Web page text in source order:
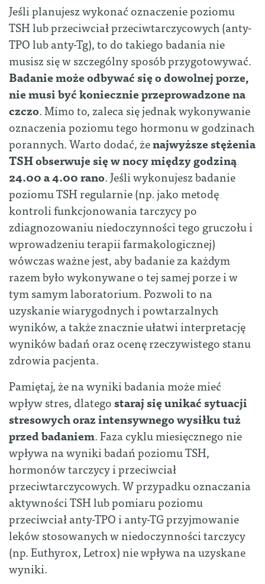
Jeśli planujesz wykonać oznaczenie poziomu
TSH lub przeciwciał przeciwtarczycowych (anty-
TPO lub anty-Tg), to do takiego badania nie
musisz się w szczególny sposób przygotowywać.
Badanie może odbywać się o dowolnej porze,
nie musi być koniecznie przeprowadzone na
czczo. Mimo to, zaleca się jednak wykonywanie
oznaczenia poziomu tego hormonu w godzinach
porannych. Warto dodać, żenajwyższe stężenia
TSH obserwuje się w nocy między godziną
24.00 a 4.00 rano. Jeśli wykonujesz badanie
poziomu TSH regularnie (np. jako metodę
kontroli funkcjonowania tarczycy po
zdiagnozowaniu niedoczynności tego gruczołu i
wprowadzeniu terapii farmakologicznej)
wówczas ważne jest, aby badanie za każdym
razem było wykonywane o tej samej porze i w
tym samym laboratorium. Pozwoli to na
uzyskanie wiarygodnych i powtarzalnych
wyników, a także znacznie ułatwi interpretację
wyników badań oraz ocenę rzeczywistego stanu
zdrowia pacjenta.
Pamiętaj, że na wyniki badania może mieć
wpływ stres, dlategostaraj się unikać sytuacji
stresowych oraz intensywnego wysiłku tuż
przed badaniem. Faza cyklu miesięcznego nie
wpływa na wyniki badań poziomu TSH,
hormonów tarczycy i przeciwciał
przeciwtarczycowych. W przypadku oznaczania
aktywności TSH lub pomiaru poziomu
przeciwciał anty-TPO i anty-TG przyjmowanie
leków stosowanych w niedoczynności tarczycy
(np. Euthyrox, Letrox) nie wpływa na uzyskane
wyniki.